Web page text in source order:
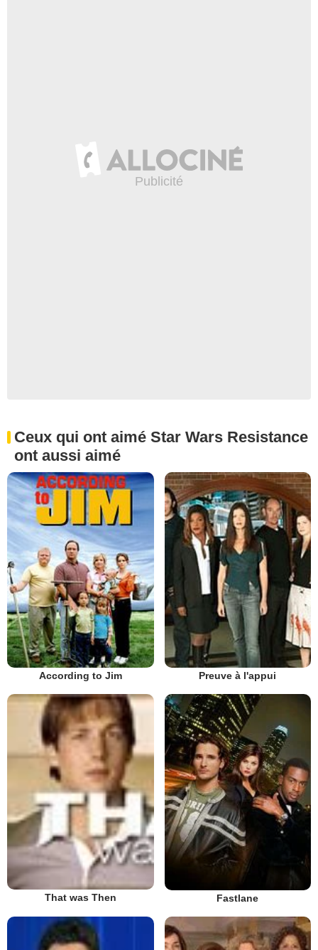
Ceux qui ont aimé Star Wars Resistance
ont aussi aimé
According to Jim Preuve à l'appui
That was Then Fastlane